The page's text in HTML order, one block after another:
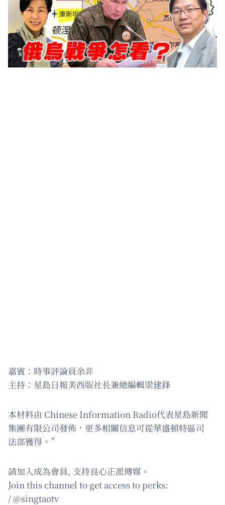
嘉賓：時事評論員余非
主持：星島日報美西版社長兼總編輯梁建鋒
本材料由 Chinese Information Radio代表星島新聞
集團有限公司發佈，更多相關信息可從華盛頓特區司
法部獲得。”
請加入成為會員, 支持良心正派傳媒。
Join this channel to get access to perks:
/ @singtaotv